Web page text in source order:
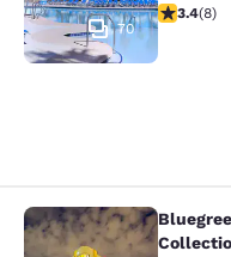
70
3.383.4(8)
Bluegreen